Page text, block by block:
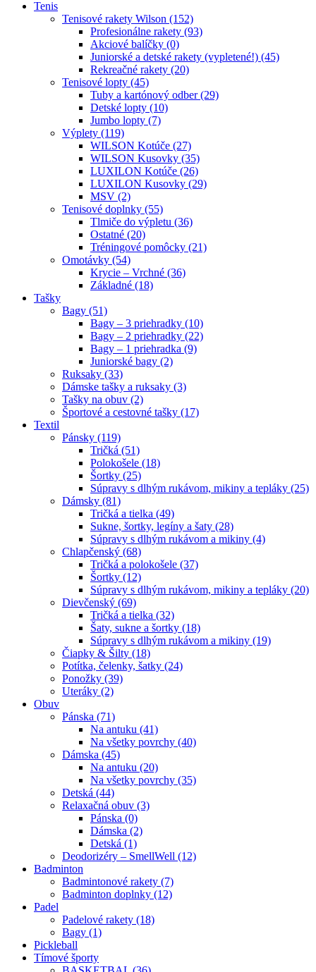
Tenis
Tenisové rakety Wilson (152)
Profesionálne rakety (93)
Akciové balíčky (0)
Juniorské a detské rakety (vypletené!) (45)
Rekreačné rakety (20)
Tenisové lopty (45)
Tuby a kartónový odber (29)
Detské lopty (10)
Jumbo lopty (7)
Výplety (119)
WILSON Kotúče (27)
WILSON Kusovky (35)
LUXILON Kotúče (26)
LUXILON Kusovky (29)
MSV (2)
Tenisové doplnky (55)
Tlmiče do výpletu (36)
Ostatné (20)
Tréningové pomôcky (21)
Omotávky (54)
Krycie – Vrchné (36)
Základné (18)
Tašky
Bagy (51)
Bagy – 3 priehradky (10)
Bagy – 2 priehradky (22)
Bagy – 1 priehradka (9)
Juniorské bagy (2)
Ruksaky (33)
Dámske tašky a ruksaky (3)
Tašky na obuv (2)
Športové a cestovné tašky (17)
Textil
Pánsky (119)
Tričká (51)
Polokošele (18)
Šortky (25)
Súpravy s dlhým rukávom, mikiny a tepláky (25)
Dámsky (81)
Tričká a tielka (49)
Sukne, šortky, legíny a šaty (28)
Súpravy s dlhým rukávom a mikiny (4)
Chlapčenský (68)
Tričká a polokošele (37)
Šortky (12)
Súpravy s dlhým rukávom, mikiny a tepláky (20)
Dievčenský (69)
Tričká a tielka (32)
Šaty, sukne a šortky (18)
Súpravy s dlhým rukávom a mikiny (19)
Čiapky & Šilty (18)
Potítka, čelenky, šatky (24)
Ponožky (39)
Uteráky (2)
Obuv
Pánska (71)
Na antuku (41)
Na všetky povrchy (40)
Dámska (45)
Na antuku (20)
Na všetky povrchy (35)
Detská (44)
Relaxačná obuv (3)
Pánska (0)
Dámska (2)
Detská (1)
Deodorizéry – SmellWell (12)
Badminton
Badmintonové rakety (7)
Badminton doplnky (12)
Padel
Padelové rakety (18)
Bagy (1)
Pickleball
Tímové športy